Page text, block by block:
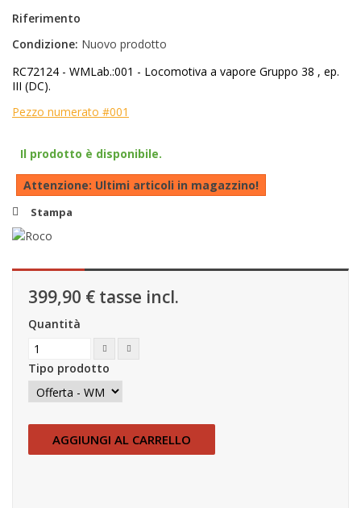
Riferimento
Condizione: Nuovo prodotto
RC72124 - WMLab.:001 - Locomotiva a vapore Gruppo 38 , ep.
III (DC).
Pezzo numerato #001
Il prodotto è disponibile.
Attenzione: Ultimi articoli in magazzino!
Stampa
399,90 € tasse incl.
Quantità
Tipo prodotto
AGGIUNGI AL CARRELLO